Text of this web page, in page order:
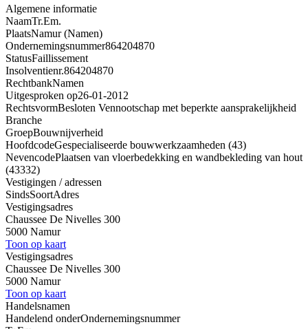
Algemene informatie
NaamTr.Em.
PlaatsNamur (Namen)
Ondernemingsnummer864204870
StatusFaillissement
Insolventienr.864204870
RechtbankNamen
Uitgesproken op26-01-2012
RechtsvormBesloten Vennootschap met beperkte aansprakelijkheid
Branche
GroepBouwnijverheid
HoofdcodeGespecialiseerde bouwwerkzaamheden (43)
NevencodePlaatsen van vloerbedekking en wandbekleding van hout
(43332)
Vestigingen / adressen
SindsSoortAdres
Vestigingsadres
Chaussee De Nivelles 300
5000 Namur
Toon op kaart
Vestigingsadres
Chaussee De Nivelles 300
5000 Namur
Toon op kaart
Handelsnamen
Handelend onderOndernemingsnummer